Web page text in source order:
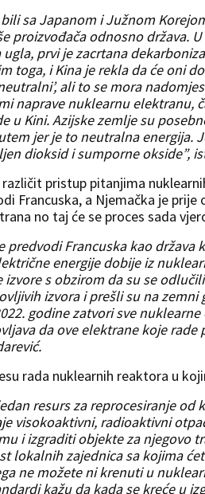
sa Japanom i Južnom
proizvođača odnosno država.
prvi je zacrtana
toga, i Kina je rekla da će oni
ali to se mora
naprave nuklearnu elektranu,
u Kini. Azijske zemlje su
jer je to neutralna energija.
dioksid i sumporne okside”,
pristup pitanjima
Francuska, a Njemačka je
no taj će se proces sada
predvodi Francuska kao
energije dobije iz
s obzirom da su se
izvora i prešli su na zemni
godine zatvori sve
da ove elektrane koje
rada nuklearnih reaktora u
resurs za reprocesiranje
visokoaktivni, radioaktivni
i izgraditi objekte za njegovo
lokalnih zajednica sa kojima
ne možete ni krenuti u
kažu da kada se kreće u